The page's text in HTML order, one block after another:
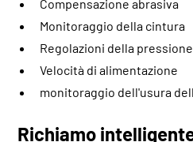
Compensazione abrasiva
Monitoraggio della cintura
Regolazioni della pressione
Velocità di alimentazione
monitoraggio dell'usura
Richiamo